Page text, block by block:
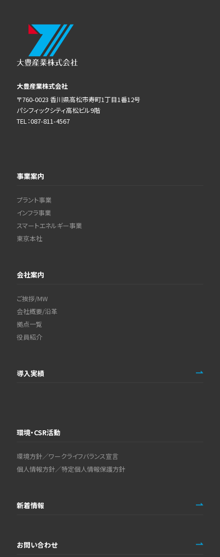
大豊産業株式会社
〒760-0023 香川県高松市寿町1丁目1番12号
パシフィックシティ高松ビル9階
TEL：087-811-4567
事業案内
プラント事業
インフラ事業
スマートエネルギー事業
東京本社
会社案内
ご挨拶/MW
会社概要/沿革
拠点一覧
役員紹介
導入実績
環境・CSR活動
環境方針／ワークライフバランス宣言
個人情報方針／特定個人情報保護方針
新着情報
お問い合わせ